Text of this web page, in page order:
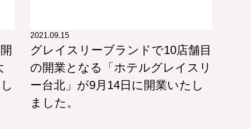
2021.09.15
グレイスリーブランドで10店舗目
の開業となる「ホテルグレイスリ
ー台北」が9月14日に開業いたし
ました。